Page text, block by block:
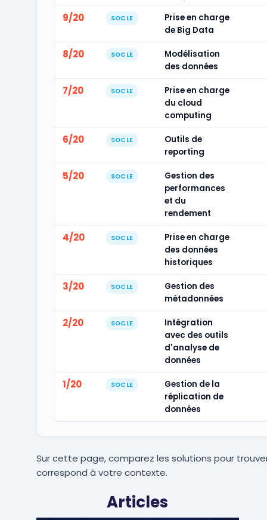
9/20 SOCLE
Prise en charge
de Big Data
8/20 SOCLE
Modélisation
des données
7/20 SOCLE
Prise en charge
du cloud
computing
6/20 SOCLE
Outils de
reporting
5/20 SOCLE
Gestion des
performances
et du
rendement
4/20 SOCLE
Prise en charge
des données
historiques
3/20 SOCLE
Gestion des
métadonnées
2/20 SOCLE
Intégration
avec des outils
d'analyse de
données
1/20 SOCLE
Gestion de la
réplication de
données
Sur cette page, comparez les solutions pour
correspond à votre contexte.
Articles